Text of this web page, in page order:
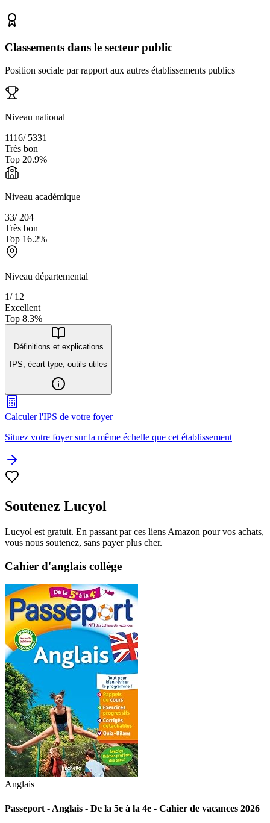
Classements dans le secteur public
Position sociale par rapport aux autres établissements publics
Niveau national
1116/ 5331
Très bon
Top 20.9%
Niveau académique
33/ 204
Très bon
Top 16.2%
Niveau départemental
1/ 12
Excellent
Top 8.3%
Définitions et explications
IPS, écart-type, outils utiles
Calculer l'IPS de votre foyer
Situez votre foyer sur la même échelle que cet établissement
Soutenez Lucyol
Lucyol est gratuit. En passant par ces liens Amazon pour vos achats,
vous nous soutenez, sans payer plus cher.
Cahier d'anglais collège
Anglais
Passeport - Anglais - De la 5e à la 4e - Cahier de vacances 2026